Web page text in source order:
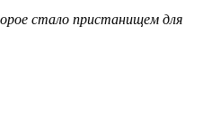
стало пристанищем для